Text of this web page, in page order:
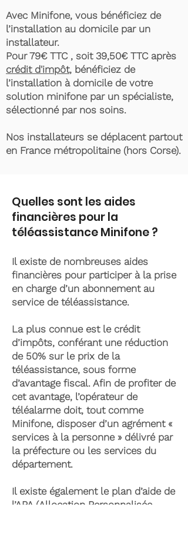
Avec Minifone, vous bénéficiez de
l’installation au domicile par un
installateur.
Pour 79€ TTC , soit 39,50€ TTC après
crédit d'impôt, bénéficiez de
l’installation à domicile de votre
solution minifone par un spécialiste,
sélectionné par nos soins.
Nos installateurs se déplacent partout
en France métropolitaine (hors Corse).
Quelles sont les aides
financières pour la
téléassistance Minifone ?
Il existe de nombreuses aides
financières pour participer à la prise
en charge d’un abonnement au
service de téléassistance.
La plus connue est le crédit
d’impôts, conférant une réduction
de 50% sur le prix de la
téléassistance, sous forme
d’avantage fiscal. Afin de profiter de
cet avantage, l’opérateur de
téléalarme doit, tout comme
Minifone, disposer d’un agrément «
services à la personne » délivré par
la préfecture ou les services du
département.
Il existe également le plan d’aide de
l’APA (Allocation Personnalisée